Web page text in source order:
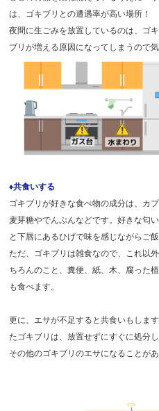
は、ゴキブリとの遭遇率が高い場所！
夜間に生ごみを放置しているのは、ゴ
ブリが増える原因になってしまうので気
♦共食いする
ゴキブリが好きな食べ物の成分は、カ
麦芽糖やでんぷんなどです。好きな匂
と下唇にあるひげで味を感じながらご飯
ただ、ゴキブリは雑食なので、これ以
ちろんのこと、糞便、紙、木、腐った
も食べます。
更に、エサが不足すると共食いもしま
たゴキブリは、放置せずにすぐに処分
その他のゴキブリのエサになることが